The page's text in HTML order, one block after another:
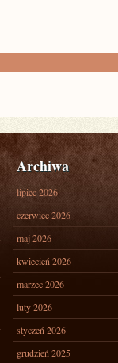
Archiwa
lipiec 2026
czerwiec 2026
maj 2026
kwiecień 2026
marzec 2026
luty 2026
styczeń 2026
grudzień 2025